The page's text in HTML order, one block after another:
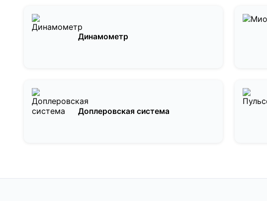
Динамометр
Доплеровская система